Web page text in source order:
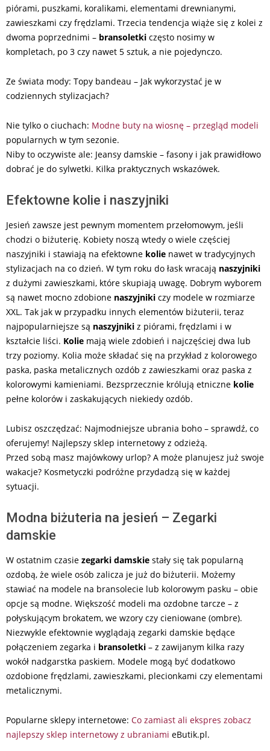
piórami, puszkami, koralikami, elementami drewnianymi,
zawieszkami czy frędzlami. Trzecia tendencja wiąże się z kolei z
dwoma poprzednimi – bransoletki często nosimy w
kompletach, po 3 czy nawet 5 sztuk, a nie pojedynczo.
Ze świata mody: Topy bandeau – Jak wykorzystać je w
codziennych stylizacjach?
Nie tylko o ciuchach: Modne buty na wiosnę – przegląd modeli
popularnych w tym sezonie.
Niby to oczywiste ale: Jeansy damskie – fasony i jak prawidłowo
dobrać je do sylwetki. Kilka praktycznych wskazówek.
Efektowne kolie i naszyjniki
Jesień zawsze jest pewnym momentem przełomowym, jeśli
chodzi o biżuterię. Kobiety noszą wtedy o wiele częściej
naszyjniki i stawiają na efektowne kolie nawet w tradycyjnych
stylizacjach na co dzień. W tym roku do łask wracają naszyjniki
z dużymi zawieszkami, które skupiają uwagę. Dobrym wyborem
są nawet mocno zdobione naszyjniki czy modele w rozmiarze
XXL. Tak jak w przypadku innych elementów biżuterii, teraz
najpopularniejsze są naszyjniki z piórami, frędzlami i w
kształcie liści. Kolie mają wiele zdobień i najczęściej dwa lub
trzy poziomy. Kolia może składać się na przykład z kolorowego
paska, paska metalicznych ozdób z zawieszkami oraz paska z
kolorowymi kamieniami. Bezsprzecznie królują etniczne kolie
pełne kolorów i zaskakujących niekiedy ozdób.
Lubisz oszczędzać: Najmodniejsze ubrania boho – sprawdź, co
oferujemy! Najlepszy sklep internetowy z odzieżą.
Przed sobą masz majówkowy urlop? A może planujesz już swoje
wakacje? Kosmetyczki podróżne przydadzą się w każdej
sytuacji.
Modna biżuteria na jesień – Zegarki
damskie
W ostatnim czasie zegarki damskie stały się tak popularną
ozdobą, że wiele osób zalicza je już do biżuterii. Możemy
stawiać na modele na bransolecie lub kolorowym pasku – obie
opcje są modne. Większość modeli ma ozdobne tarcze – z
połyskującym brokatem, we wzory czy cieniowane (ombre).
Niezwykle efektownie wyglądają zegarki damskie będące
połączeniem zegarka i bransoletki – z zawijanym kilka razy
wokół nadgarstka paskiem. Modele mogą być dodatkowo
ozdobione frędzlami, zawieszkami, plecionkami czy elementami
metalicznymi.
Popularne sklepy internetowe: Co zamiast ali ekspres zobacz
najlepszy sklep internetowy z ubraniami eButik.pl.